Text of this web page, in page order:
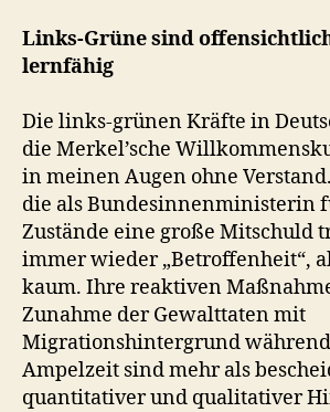
Links-Grüne sind
lernfähig
Die links-grünen Kräfte in
die Merkel’sche
in meinen Augen ohne
die als Bundesinnenministerin
Zustände eine große Mitschuld
immer wieder „Betroffenheit“,
kaum. Ihre reaktiven
Zunahme der Gewalttaten mit
Migrationshintergrund
Ampelzeit sind mehr als
quantitativer und qualitativer